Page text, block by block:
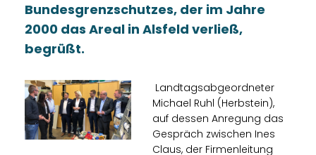
Bundesgrenzschutzes, der im Jahre
2000 das Areal in Alsfeld verließ,
begrüßt.
Landtagsabgeordneter
Michael Ruhl (Herbstein),
auf dessen Anregung das
Gespräch zwischen Ines
Claus, der Firmenleitung